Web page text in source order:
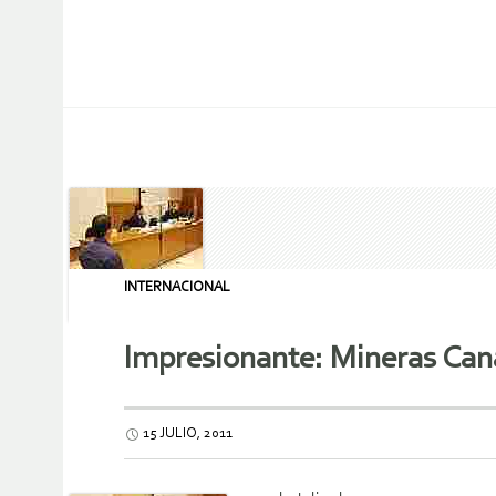
INTERNACIONAL
Impresionante: Mineras
15 JULIO, 2011